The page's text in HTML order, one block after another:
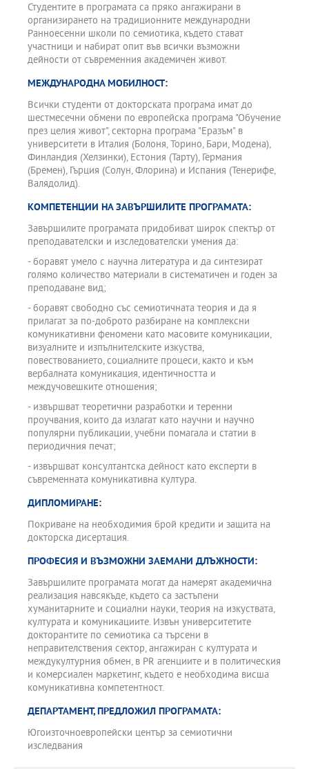
Студентите в програмата са пряко ангажирани в
организирането на традиционните международни
Ранноесенни школи по семиотика, където стават
участници и набират опит във всички възможни
дейности от съвременния академичен живот.
МЕЖДУНАРОДНА МОБИЛНОСТ:
Всички студенти от докторската програма имат до
шестмесечни обмени по европейска програма "Обучение
през целия живот", секторна програма "Еразъм" в
университети в Италия (Болоня, Торино, Бари, Модена),
Финландия (Хелзинки), Естония (Тарту), Германия
(Бремен), Гърция (Солун, Флорина) и Испания (Тенерифе,
Валядолид).
КОМПЕТЕНЦИИ НА ЗАВЪРШИЛИТЕ ПРОГРАМАТА:
Завършилите програмата придобиват широк спектър от
преподавателски и изследователски умения да:
- боравят умело с научна литература и да синтезират
голямо количество материали в систематичен и годен за
преподаване вид;
- боравят свободно със семиотичната теория и да я
прилагат за по-доброто разбиране на комплексни
комуникативни феномени като масовите комуникации,
визуалните и изпълнителските изкуства,
повествованието, социалните процеси, както и към
вербалната комуникация, идентичността и
междучовешките отношения;
- извършват теоретични разработки и теренни
проучвания, които да излагат като научни и научно
популярни публикации, учебни помагала и статии в
периодичния печат;
- извършват консултантска дейност като експерти в
съвременната комуникативна култура.
ДИПЛОМИРАНЕ:
Покриване на необходимия брой кредити и защита на
докторска дисертация.
ПРОФЕСИЯ И ВЪЗМОЖНИ ЗАЕМАНИ ДЛЪЖНОСТИ:
Завършилите програмата могат да намерят академична
реализация навсякъде, където са застъпени
хуманитарните и социални науки, теория на изкуствата,
културата и комуникациите. Извън университетите
докторантите по семиотика са търсени в
неправителствения сектор, ангажиран с културата и
междукултурния обмен, в PR агенциите и в политическия
и комерсиален маркетинг, където е необходима висша
комуникативна компетентност.
ДЕПАРТАМЕНТ, ПРЕДЛОЖИЛ ПРОГРАМАТА:
Югоизточноевропейски център за семиотични
изследвания